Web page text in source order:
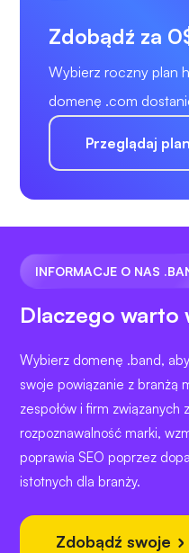
Zdobądź za
Wybierz roczny plan
domenę .com
Przeglądaj
INFORMACJE O NAS
Dlaczego warto
Wybierz domenę .band,
swoje powiązanie z branżą
zespołów i firm związanych
rozpoznawalność marki,
poprawia SEO poprzez
istotnych dla branży.
Zdobądź swoje